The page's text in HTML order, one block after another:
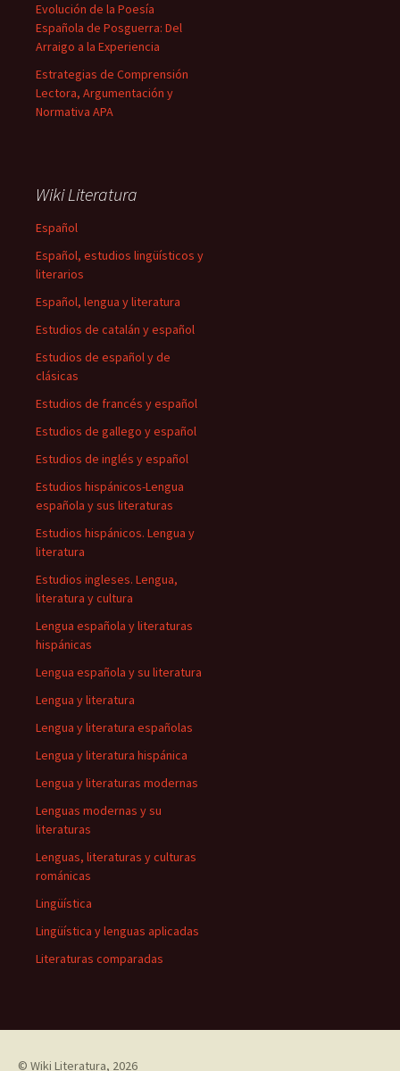
Evolución de la Poesía
Española de Posguerra: Del
Arraigo a la Experiencia
Estrategias de Comprensión
Lectora, Argumentación y
Normativa APA
Wiki Literatura
Español
Español, estudios lingüísticos y
literarios
Español, lengua y literatura
Estudios de catalán y español
Estudios de español y de
clásicas
Estudios de francés y español
Estudios de gallego y español
Estudios de inglés y español
Estudios hispánicos-Lengua
española y sus literaturas
Estudios hispánicos. Lengua y
literatura
Estudios ingleses. Lengua,
literatura y cultura
Lengua española y literaturas
hispánicas
Lengua española y su literatura
Lengua y literatura
Lengua y literatura españolas
Lengua y literatura hispánica
Lengua y literaturas modernas
Lenguas modernas y su
literaturas
Lenguas, literaturas y culturas
románicas
Lingüística
Lingüística y lenguas aplicadas
Literaturas comparadas
© Wiki Literatura, 2026